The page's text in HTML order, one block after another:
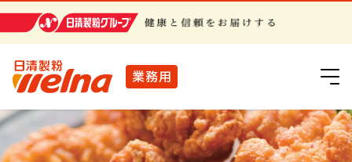
業務用
日清製粉グループ